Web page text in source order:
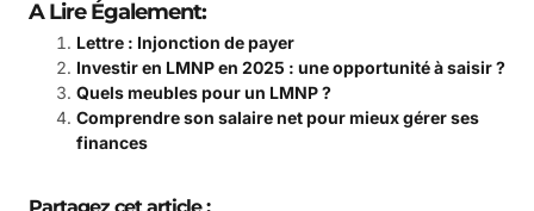
A Lire Également:
Lettre : Injonction de payer
Investir en LMNP en 2025 : une opportunité à saisir ?
Quels meubles pour un LMNP ?
Comprendre son salaire net pour mieux gérer ses
finances
Partagez cet article :